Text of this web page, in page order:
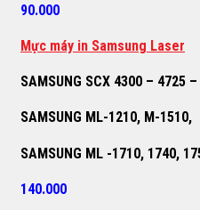
90.000
Mực máy in Samsung Laser
SAMSUNG SCX 4300 – 4725
SAMSUNG ML-1210, M-1510,
SAMSUNG ML -1710, 1740,
140.000